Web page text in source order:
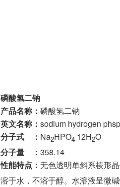
磷酸氢二钠
产品名称：磷酸氢二钠
英文名称：sodium hydrogen
分子式 ： Na2HPO4 12H2O
分子量 ：358.14
性能特点：无色透明单斜系棱形
溶于水，不溶于醇。水溶液呈微